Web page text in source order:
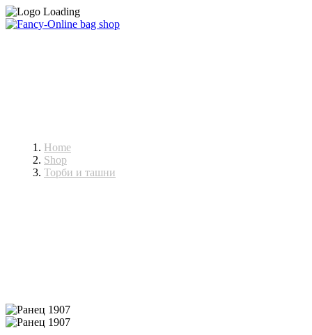
Home
Shop
Торби и ташни